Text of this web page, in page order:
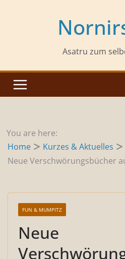
Asatru zum
You are here:
Home
Kurzes & Aktuelles
Neue Verschwörungsbücher
FUN & MUMPITZ
Neue